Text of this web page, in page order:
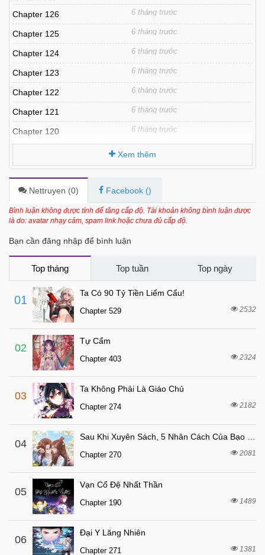
Chapter 126 6 tháng trước
Chapter 125 6 tháng trước
Chapter 124 6 tháng trước
Chapter 123 6 tháng trước
Chapter 122 6 tháng trước
Chapter 121 6 tháng trước
Chapter 120 6 tháng trước
Chapter 118 6 tháng trước
Chapter 117 6 tháng trước
Chapter 116 6 tháng trước
6 tháng trước
Chapter 114
Chapter 113 6 tháng trước
Chapter 112
Chapter 111
Chapter 110
Chapter 109
Chapter 108
Chapter 107
Chapter 106
Chapter 105 6 tháng trước
Chapter 104 6 tháng trước
Chapter 103
Chapter 102 6 tháng trước
Chapter 101
Chapter 100 6 tháng trước
Chapter 99
Xem thêm
Nettruyen (0) Facebook ()
Bình luận không được tính để tăng cấp độ. Tài khoản không bình luận được
là do: avatar nhạy cảm, spam link hoặc chưa đủ cấp độ.
Bạn cần đăng nhập để bình luận
Top tháng Top tuần Top ngày
01
Ta Có 90 Tỷ Tiền Liếm Cẩu!
Chapter 529 2532
02
Tự Cẩm
Chapter 403 2324
03
Ta Không Phải Là Giáo Chủ
Chapter 274 2182
04
Chapter 270 2081
05
Vạn Cổ Đệ Nhất Thần
Chapter 190 1489
06
Đại Y Lăng Nhiên
Chapter 271 1381